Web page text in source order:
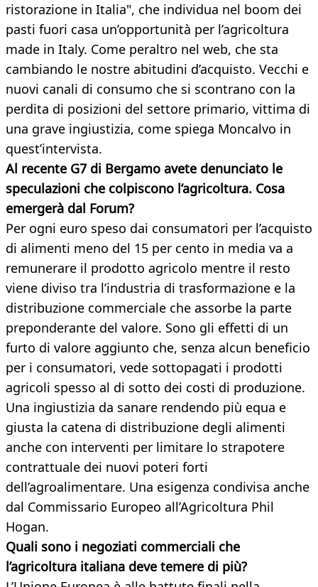
ristorazione in Italia", che individua nel boom dei
pasti fuori casa un’opportunità per l’agricoltura
made in Italy. Come peraltro nel web, che sta
cambiando le nostre abitudini d’acquisto. Vecchi e
nuovi canali di consumo che si scontrano con la
perdita di posizioni del settore primario, vittima di
una grave ingiustizia, come spiega Moncalvo in
quest’intervista.
Al recente G7 di Bergamo avete denunciato le
speculazioni che colpiscono l’agricoltura. Cosa
emergerà dal Forum?
Per ogni euro speso dai consumatori per l’acquisto
di alimenti meno del 15 per cento in media va a
remunerare il prodotto agricolo mentre il resto
viene diviso tra l’industria di trasformazione e la
distribuzione commerciale che assorbe la parte
preponderante del valore. Sono gli effetti di un
furto di valore aggiunto che, senza alcun beneficio
per i consumatori, vede sottopagati i prodotti
agricoli spesso al di sotto dei costi di produzione.
Una ingiustizia da sanare rendendo più equa e
giusta la catena di distribuzione degli alimenti
anche con interventi per limitare lo strapotere
contrattuale dei nuovi poteri forti
dell’agroalimentare. Una esigenza condivisa anche
dal Commissario Europeo all’Agricoltura Phil
Hogan.
Quali sono i negoziati commerciali che
l’agricoltura italiana deve temere di più?